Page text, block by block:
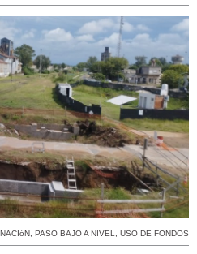
NACIóN, PASO BAJO A NIVEL, USO DE FONDOS